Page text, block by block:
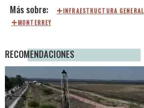
INFRAESTRUCTURA GENERAL
MONTERREY
RECOMENDACIONES